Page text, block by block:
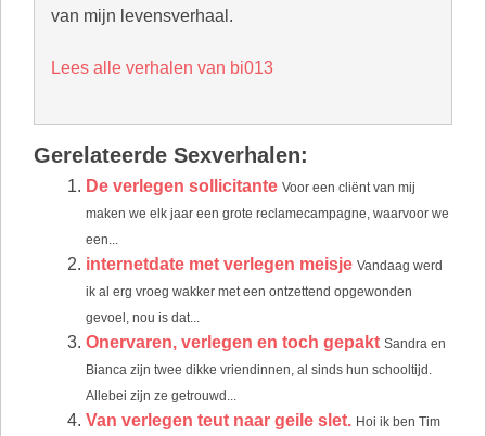
van mijn levensverhaal.
Lees alle verhalen van bi013
Gerelateerde Sexverhalen:
De verlegen sollicitante Voor een cliënt van mij
maken we elk jaar een grote reclamecampagne, waarvoor we
een...
internetdate met verlegen meisje Vandaag werd
ik al erg vroeg wakker met een ontzettend opgewonden
gevoel, nou is dat...
Onervaren, verlegen en toch gepakt Sandra en
Bianca zijn twee dikke vriendinnen, al sinds hun schooltijd.
Allebei zijn ze getrouwd...
Van verlegen teut naar geile slet. Hoi ik ben Tim